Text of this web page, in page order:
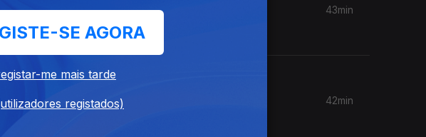
43min
42min
SE AGORA
me mais tarde
registados)